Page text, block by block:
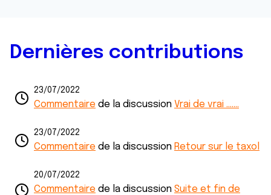
Dernières contributions
23/07/2022
Commentaire de la discussion Vrai de vrai .......
23/07/2022
Commentaire de la discussion Retour sur le taxol
20/07/2022
Commentaire de la discussion Suite et fin de